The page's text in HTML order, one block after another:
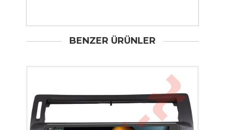
BENZER ÜRÜNLER